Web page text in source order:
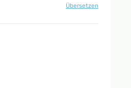
Übersetzen